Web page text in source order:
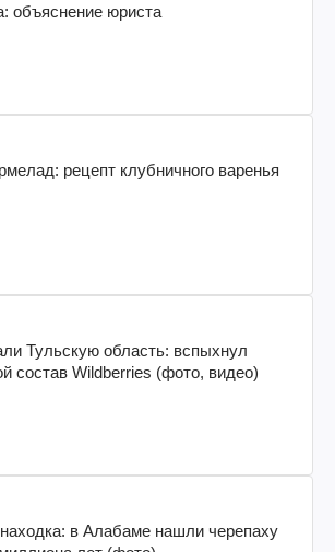
объяснение юриста
рецепт клубничного варенья
Тульскую область: вспыхнул
состав Wildberries (фото, видео)
в Алабаме нашли черепаху